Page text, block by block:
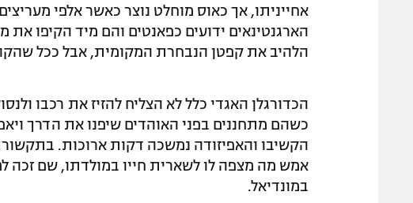
אחייניתו, אך כאוס מוחלט נוצר כאשר אלפי
הארגנטינאים ידועים כפאנטים והם מיד הקיפו
הלהיב את קפטן הנבחרת המקומית, אבל ככל
הכדורגלן האגדי כלל לא הצליח להזיז את רכבו
כשהם מתחננים בפני האוהדים שיפנו את הדרך
הקשיבו והאפיזודה נמשכה דקות ארוכות.
אמש מה מצפה לו לשארית חייו במולדתו, שם זכה
במונדיאל.